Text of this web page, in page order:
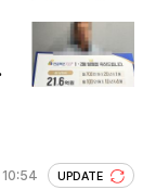
UPDATE